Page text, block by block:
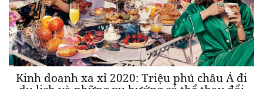
Kinh doanh xa xỉ 2020: Triệu phú châu Á đi